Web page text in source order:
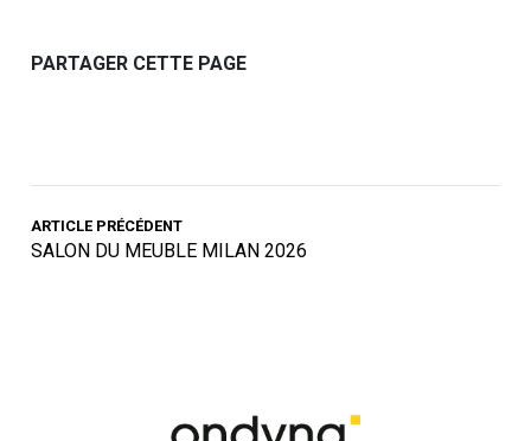
PARTAGER CETTE PAGE
ARTICLE PRÉCÉDENT
SALON DU MEUBLE MILAN 2026